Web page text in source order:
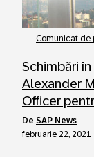
Comunicat de
Schimbări
Alexander
Officer
de SAP News
februarie 22, 2021